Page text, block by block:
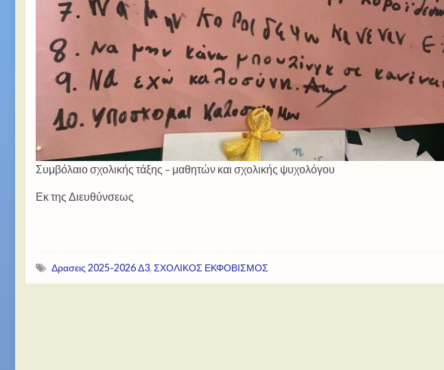
Συμβόλαιο σχολικής τάξης – μαθητών και σχολικής ψυχολόγου
Εκ της Διευθύνσεως
Δρασεις 2025-2026 Δ3, ΣΧΟΛΙΚΟΣ ΕΚΦΟΒΙΣΜΟΣ